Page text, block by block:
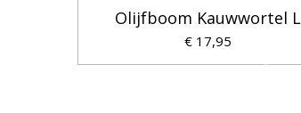
Olijfboom Kauwwortel L
€ 17,95